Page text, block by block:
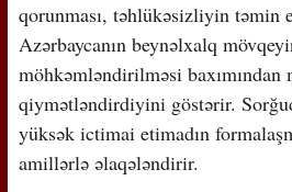
qorunması, təhlükəsizliyin təmin
Azərbaycanın beynəlxalq
möhkəmləndirilməsi baxımından
qiymətləndirdiyini göstərir.
yüksək ictimai etimadın
amillərlə əlaqələndirir.